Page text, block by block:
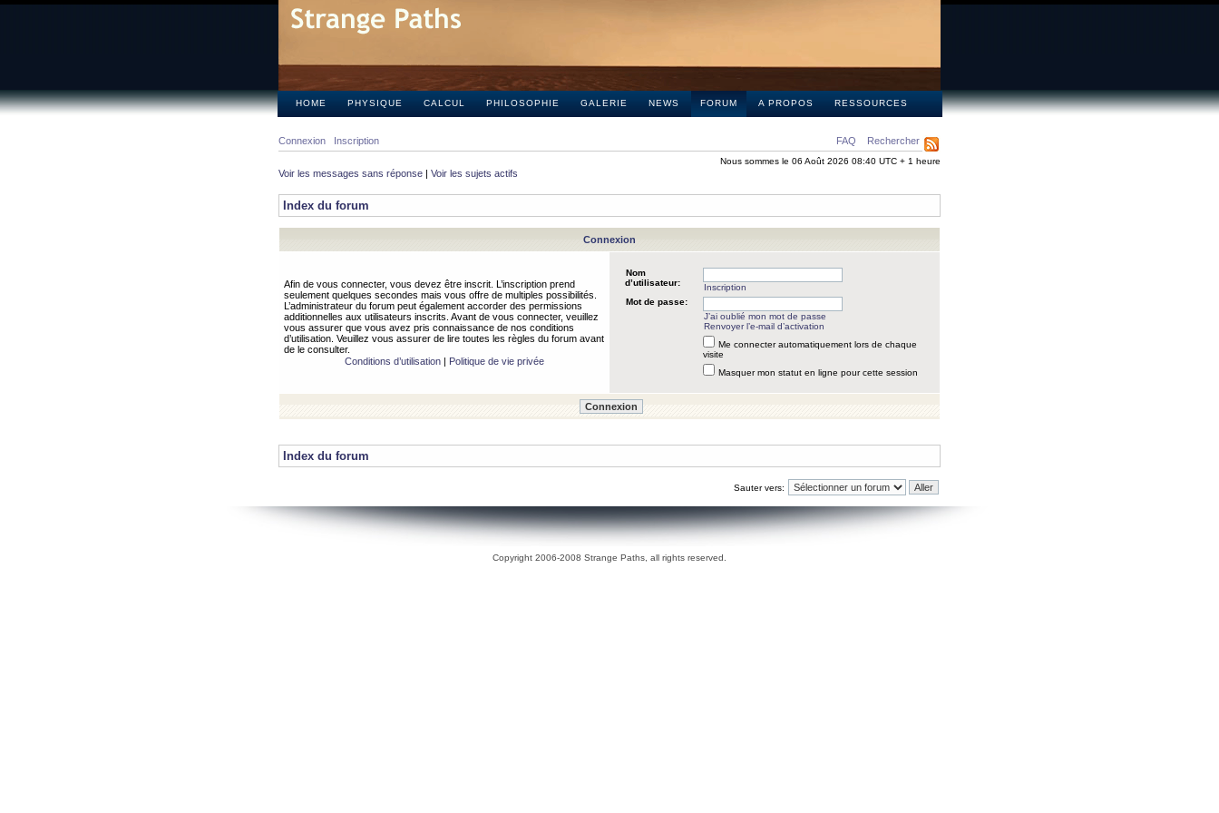
HOME PHYSIQUE CALCUL PHILOSOPHIE GALERIE NEWS FORUM A PROPOS RESSOURCES
FAQ Rechercher
Connexion Inscription
Nous sommes le 06 Août 2026 08:40 UTC + 1 heure
Voir les messages sans réponse | Voir les sujets actifs
Index du forum
Connexion
Afin de vous connecter, vous devez être inscrit. L’inscription prend
seulement quelques secondes mais vous offre de multiples possibilités.
L’administrateur du forum peut également accorder des permissions
additionnelles aux utilisateurs inscrits. Avant de vous connecter, veuillez
vous assurer que vous avez pris connaissance de nos conditions
d’utilisation. Veuillez vous assurer de lire toutes les règles du forum avant
de le consulter.
Conditions d’utilisation| Politique de vie privée
Nom
d’utilisateur:
Inscription
Mot de passe:
J’ai oublié mon mot de passe
Renvoyer l’e-mail d’activation
Me connecter automatiquement lors de chaque
visite
Masquer mon statut en ligne pour cette session
Index du forum
Sauter vers:
Copyright 2006-2008 Strange Paths, all rights reserved.